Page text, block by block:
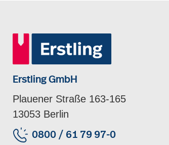
Erstling GmbH
Plauener Straße 163-165
13053 Berlin
0800 / 61 79 97-0